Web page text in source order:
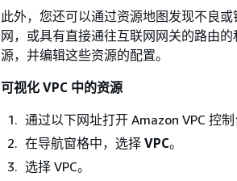
此外，您还可以通过资源地图发现不良
网，或具有直接通往互联网网关的路由
源，并编辑这些资源的配置。
可视化 VPC 中的资源
通过以下网址打开 Amazon VPC 控制
在导航窗格中，选择 VPC。
选择 VPC。